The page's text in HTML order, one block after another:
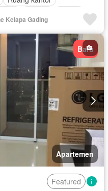
Kelapa Gading
Baru
Apartemen
Featured